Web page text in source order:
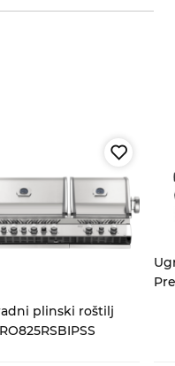
plinski roštilj